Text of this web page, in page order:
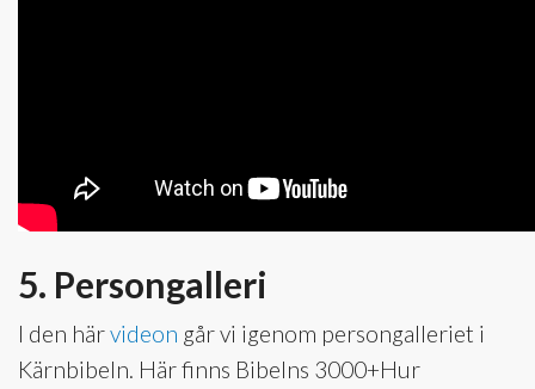
5. Persongalleri
I den härvideon går vi igenom persongalleriet i
Kärnbibeln. Här finns Bibelns 3000+Hur